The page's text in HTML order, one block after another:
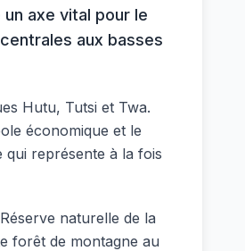
axe vital pour le
aux basses
Hutu, Tutsi et Twa.
économique et le
représente à la fois
naturelle de la
forêt de montagne au